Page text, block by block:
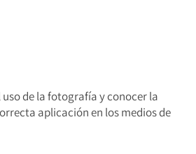
de la fotografía y conocer la
aplicación en los medios de